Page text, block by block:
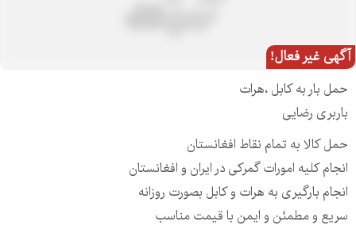
آگهی غیر فعال!
حمل بار به کابل ،هرات
باربری رضایی
حمل کالا به تمام نقاط افغانستان
انجام کلیه امورات گمرکی در ایران و افغانستان
انجام بارگیری به هرات و کابل بصورت روزانه
سریع و مطمئن و ایمن با قیمت مناسب